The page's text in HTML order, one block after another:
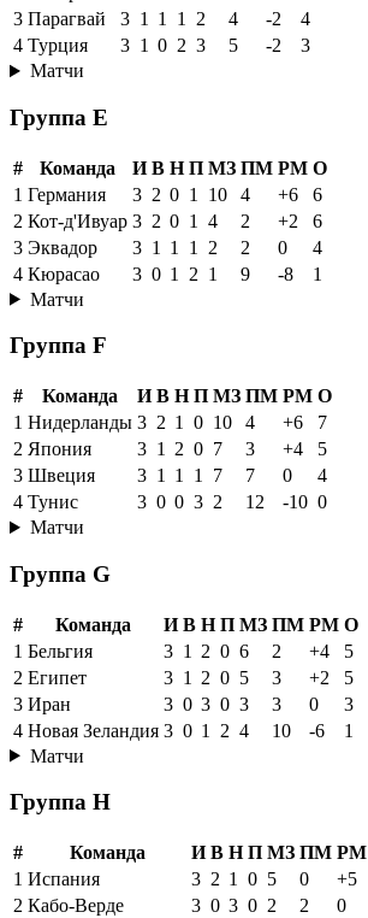
3 Парагвай 3 1 1 1 2 4 -2
4
4 Турция 3 1 0 2 3 5 -2
3
Матчи
Группа E
# Команда И В Н П МЗ ПМ РМ О
1 Германия 3 2 0 1 10 4 +6
6
2 Кот-д'Ивуар 3 2 0 1 4 2 +2
6
3 Эквадор 3 1 1 1 2 2 0
4
4 Кюрасао 3 0 1 2 1 9 -8
1
Матчи
Группа F
# Команда И В Н П МЗ ПМ РМ О
1 Нидерланды 3 2 1 0 10 4 +6
7
2 Япония 3 1 2 0 7 3 +4
5
3 Швеция 3 1 1 1 7 7 0
4
4 Тунис 3 0 0 3 2 12 -10 0
Матчи
Группа G
# Команда И В Н П МЗ ПМ РМ О
1 Бельгия 3 1 2 0 6 2 +4
5
2 Египет 3 1 2 0 5 3 +2
5
3 Иран 3 0 3 0 3 3 0
3
4 Новая Зеландия 3 0 1 2 4 10 -6
1
Матчи
Группа H
# Команда И В Н П МЗ ПМ РМ
1 Испания 3 2 1 0 5 0 +5
2 Кабо-Верде 3 0 3 0 2 2 0